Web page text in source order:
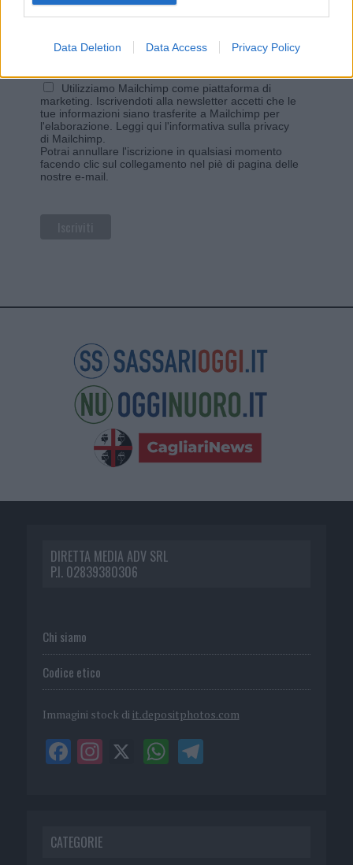
Data Deletion Data Access Privacy Policy
Indirizzo email*
Utilizziamo Mailchimp come piattaforma di
marketing. Iscrivendoti alla newsletter accetti che le
tue informazioni siano trasferite a Mailchimp per
l'elaborazione. Leggi qui l'informativa sulla privacy
di Mailchimp
Potrai annullare l'iscrizione in qualsiasi momento
facendo clic sul collegamento nel piè di pagina delle
nostre e-mail.
DIRETTA MEDIA ADV SRL
P.I. 02839380306
Chi siamo
Codice etico
Immagini stock di it.depositphotos.com
CATEGORIE